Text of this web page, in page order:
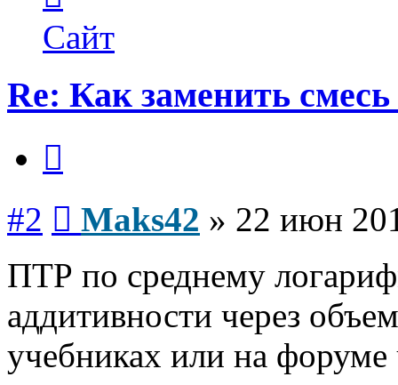
пользователя
Maks42
Сайт
Re: Как заменить
#2 Maks42 » 22 июн
ПТР по среднему
аддитивности через
учебниках или на форуме